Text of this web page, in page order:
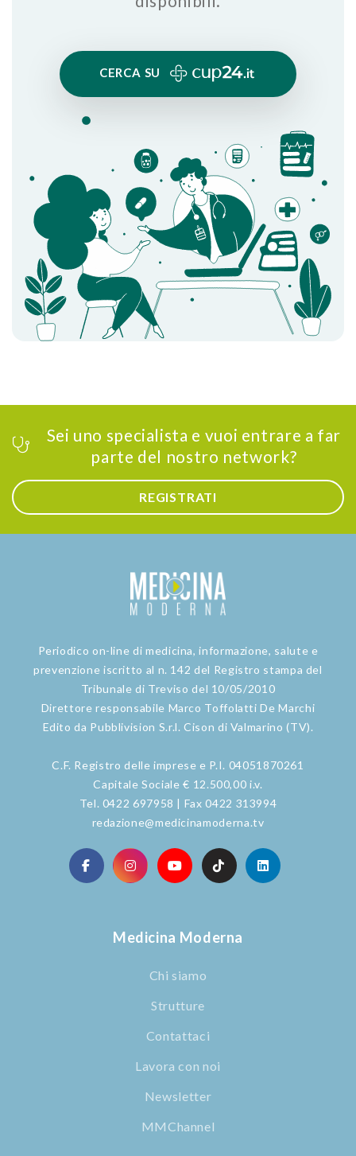
CERCA SU
Sei uno specialista e vuoi entrare a far
parte del nostro network?
REGISTRATI
Periodico on-line di medicina, informazione, salute e
prevenzione iscritto al n. 142 del Registro stampa del
Tribunale di Treviso del 10/05/2010
Direttore responsabile Marco Toffolatti De Marchi
Edito da Pubblivision S.r.l. Cison di Valmarino (TV).
C.F. Registro delle imprese e P.I. 04051870261
Capitale Sociale € 12.500,00 i.v.
Tel. 0422 697958 | Fax 0422 313994
redazione@medicinamoderna.tv
Medicina Moderna
Chi siamo
Strutture
Contattaci
Lavora con noi
Newsletter
MMChannel